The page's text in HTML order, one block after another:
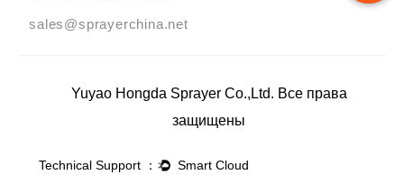
sales@sprayerchina.net
Yuyao Hongda Sprayer Co.,Ltd. Все права
защищены